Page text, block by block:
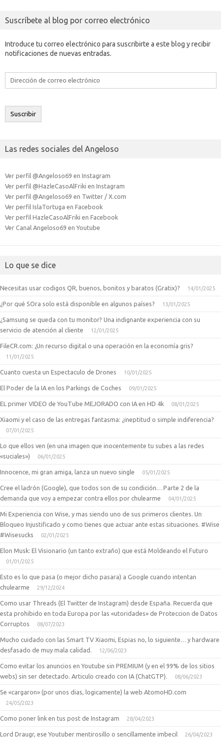
Suscríbete al blog por correo electrónico
Introduce tu correo electrónico para suscribirte a este blog y recibir
notificaciones de nuevas entradas.
Dirección
electrónico
Suscribir
Las redes sociales del Angeloso
Ver perfil @Angeloso69 en Instagram
Ver perfil @HazleCasoAlFriki en Instagram
Ver perfil @Angeloso69 en Twitter / X.com
Ver perfil IslaTortuga en Facebook
Ver perfil HazleCasoAlFriki en Facebook
Ver Canal Angeloso69 en Youtube
Lo que se dice
Necesitas usar codigos QR, buenos, bonitos y baratos (Gratix)? 14/01/2025
¿Por qué SOra solo está disponible en algunos países? 13/01/2025
¿Samsung se queda con tu monitor? Una indignante experiencia con su
servicio de atención al cliente
12/01/2025
FileCR.com: ¿Un recurso digital o una operación en la economía gris?
11/01/2025
Cuanto cuesta un Espectaculo de Drones 10/01/2025
El Poder de la IA en los Parkings de Coches 09/01/2025
EL primer VIDEO de YouTube MEJORADO con IA en HD 4k 08/01/2025
Xiaomi y el caso de las entregas fantasma: ¿ineptitud o simple indiferencia?
07/01/2025
Lo que ellos ven (en una imagen que inocentemente tu subes a las redes
«suciales»)
06/01/2025
Innocence, mi gran amiga, lanza un nuevo single 05/01/2025
Cree el ladrón (Google), que todos son de su condición… Parte 2 de la
demanda que voy a empezar contra ellos por chulearme
04/01/2025
Mi Experiencia con Wise, y mas siendo uno de sus primeros clientes. Un
Bloqueo Injustificado y como tienes que actuar ante estas situaciones. #Wise
#Wisesucks
02/01/2025
Elon Musk: El Visionario (un tanto extraño) que está Moldeando el Futuro
01/01/2025
Esto es lo que pasa (o mejor dicho pasara) a Google cuando intentan
chulearme
29/12/2024
Como usar Threads (El Twitter de Instagram) desde España. Recuerda que
esta prohibido en toda Europa por las «utoridades» de Proteccion de Datos
Corruptos
08/07/2023
Mucho cuidado con las Smart TV Xiaomi, Espias no, lo siguiente… y hardware
desfasado de muy mala calidad.
12/06/2023
Como evitar los anuncios en Youtube sin PREMIUM (y en el 99% de los sitios
webs) sin ser detectado. Articulo creado con IA (ChatGTP).
08/06/2023
Se «cargaron» (por unos dias, logicamente) la web AtomoHD.com
24/05/2023
Como poner link en tus post de Instagram 28/04/2023
Lord Draugr, ese Youtuber mentirosillo o sencillamente imbecil 26/04/2023